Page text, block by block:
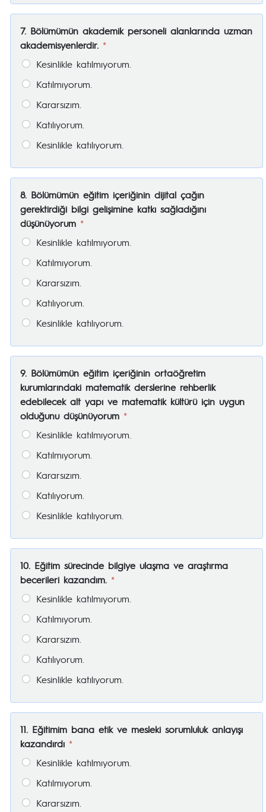
7. Bölümümün akademik personeli alanlarında uzman
akademisyenlerdir. *
Kesinlikle katılmıyorum.
Katılmıyorum.
Kararsızım.
Katılıyorum.
Kesinlikle katılıyorum.
8. Bölümümün eğitim içeriğinin dijital çağın
gerektirdiği bilgi gelişimine katkı sağladığını
düşünüyorum *
Kesinlikle katılmıyorum.
Katılmıyorum.
Kararsızım.
Katılıyorum.
Kesinlikle katılıyorum.
9. Bölümümün eğitim içeriğinin ortaöğretim
kurumlarındaki matematik derslerine rehberlik
edebilecek alt yapı ve matematik kültürü için uygun
olduğunu düşünüyorum *
Kesinlikle katılmıyorum.
Katılmıyorum.
Kararsızım.
Katılıyorum.
Kesinlikle katılıyorum.
10. Eğitim sürecinde bilgiye ulaşma ve araştırma
becerileri kazandım. *
Kesinlikle katılmıyorum.
Katılmıyorum.
Kararsızım.
Katılıyorum.
Kesinlikle katılıyorum.
11. Eğitimim bana etik ve mesleki sorumluluk anlayışı
kazandırdı *
Kesinlikle katılmıyorum.
Katılmıyorum.
Kararsızım.